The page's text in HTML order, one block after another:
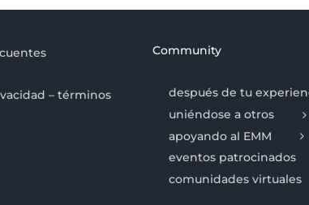
– términos
Community
después de tu
uniéndose a otros
apoyando al EMM
eventos patrocinados
comunidades virtuales